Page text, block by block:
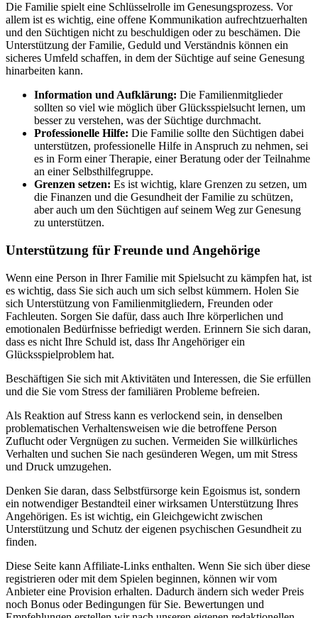
Die Familie spielt eine Schlüsselrolle im Genesungsprozess. Vor
allem ist es wichtig, eine offene Kommunikation aufrechtzuerhalten
und den Süchtigen nicht zu beschuldigen oder zu beschämen. Die
Unterstützung der Familie, Geduld und Verständnis können ein
sicheres Umfeld schaffen, in dem der Süchtige auf seine Genesung
hinarbeiten kann.
Information und Aufklärung: Die Familienmitglieder
sollten so viel wie möglich über Glücksspielsucht lernen, um
besser zu verstehen, was der Süchtige durchmacht.
Professionelle Hilfe: Die Familie sollte den Süchtigen dabei
unterstützen, professionelle Hilfe in Anspruch zu nehmen, sei
es in Form einer Therapie, einer Beratung oder der Teilnahme
an einer Selbsthilfegruppe.
Grenzen setzen: Es ist wichtig, klare Grenzen zu setzen, um
die Finanzen und die Gesundheit der Familie zu schützen,
aber auch um den Süchtigen auf seinem Weg zur Genesung
zu unterstützen.
Unterstützung für Freunde und Angehörige
Wenn eine Person in Ihrer Familie mit Spielsucht zu kämpfen hat, ist
es wichtig, dass Sie sich auch um sich selbst kümmern. Holen Sie
sich Unterstützung von Familienmitgliedern, Freunden oder
Fachleuten. Sorgen Sie dafür, dass auch Ihre körperlichen und
emotionalen Bedürfnisse befriedigt werden. Erinnern Sie sich daran,
dass es nicht Ihre Schuld ist, dass Ihr Angehöriger ein
Glücksspielproblem hat.
Beschäftigen Sie sich mit Aktivitäten und Interessen, die Sie erfüllen
und die Sie vom Stress der familiären Probleme befreien.
Als Reaktion auf Stress kann es verlockend sein, in denselben
problematischen Verhaltensweisen wie die betroffene Person
Zuflucht oder Vergnügen zu suchen. Vermeiden Sie willkürliches
Verhalten und suchen Sie nach gesünderen Wegen, um mit Stress
und Druck umzugehen.
Denken Sie daran, dass Selbstfürsorge kein Egoismus ist, sondern
ein notwendiger Bestandteil einer wirksamen Unterstützung Ihres
Angehörigen. Es ist wichtig, ein Gleichgewicht zwischen
Unterstützung und Schutz der eigenen psychischen Gesundheit zu
finden.
Diese Seite kann Affiliate-Links enthalten. Wenn Sie sich über diese
registrieren oder mit dem Spielen beginnen, können wir vom
Anbieter eine Provision erhalten. Dadurch ändern sich weder Preis
noch Bonus oder Bedingungen für Sie. Bewertungen und